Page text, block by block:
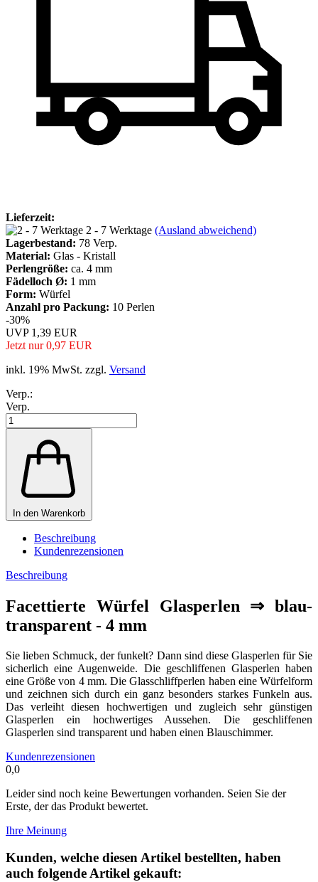
Lieferzeit:
2 - 7 Werktage (Ausland abweichend)
Lagerbestand: 78 Verp.
Material: Glas - Kristall
Perlengröße: ca. 4 mm
Fädelloch Ø: 1 mm
Form: Würfel
Anzahl pro Packung: 10 Perlen
-30%
UVP 1,39 EUR
Jetzt nur 0,97 EUR
inkl. 19% MwSt. zzgl. Versand
Verp.:
Verp.
In den Warenkorb
Beschreibung
Kundenrezensionen
Beschreibung
Facettierte Würfel Glasperlen ⇒ blau-
transparent - 4 mm
Sie lieben Schmuck, der funkelt? Dann sind diese Glasperlen für Sie
sicherlich eine Augenweide. Die geschliffenen Glasperlen haben
eine Größe von 4 mm. Die Glasschliffperlen haben eine Würfelform
und zeichnen sich durch ein ganz besonders starkes Funkeln aus.
Das verleiht diesen hochwertigen und zugleich sehr günstigen
Glasperlen ein hochwertiges Aussehen. Die geschliffenen
Glasperlen sind transparent und haben einen Blauschimmer.
Kundenrezensionen
0,0
Leider sind noch keine Bewertungen vorhanden. Seien Sie der
Erste, der das Produkt bewertet.
Ihre Meinung
Kunden, welche diesen Artikel bestellten, haben
auch folgende Artikel gekauft: